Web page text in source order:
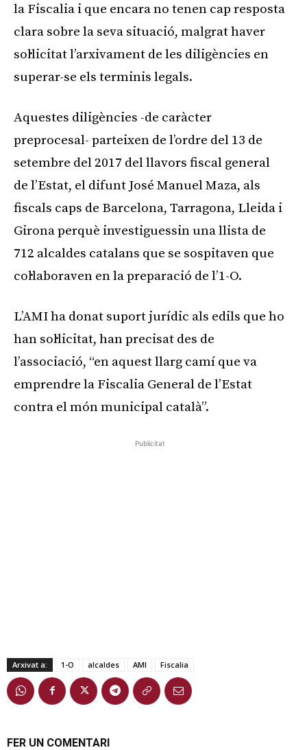
la Fiscalia i que encara no tenen cap resposta
clara sobre la seva situació, malgrat haver
sol·licitat l’arxivament de les diligències en
superar-se els terminis legals.
Aquestes diligències -de caràcter
preprocesal- parteixen de l’ordre del 13 de
setembre del 2017 del llavors fiscal general
de l’Estat, el difunt José Manuel Maza, als
fiscals caps de Barcelona, Tarragona, Lleida i
Girona perquè investiguessin una llista de
712 alcaldes catalans que se sospitaven que
col·laboraven en la preparació de l’1-O.
L’AMI ha donat suport jurídic als edils que ho
han sol·licitat, han precisat des de
l’associació, “en aquest llarg camí que va
emprendre la Fiscalia General de l’Estat
contra el món municipal català”.
Publicitat
Arxivat a: 1-O alcaldes AMI Fiscalia
FER UN COMENTARI